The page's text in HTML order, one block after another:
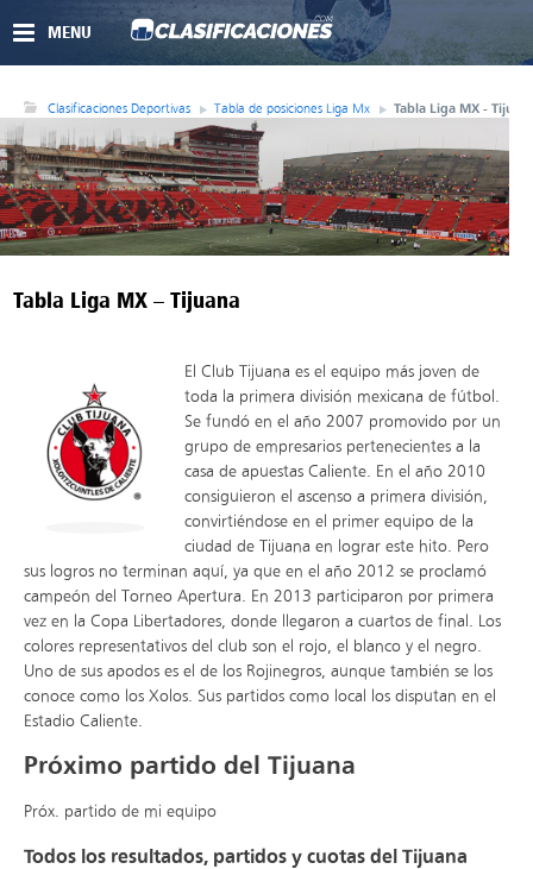
MENU
Clasificaciones Deportivas Tabla de posiciones Liga Mx Tabla Liga MX -
Tabla Liga MX – Tijuana
El Club Tijuana es el equipo más joven de
toda la primera división mexicana de fútbol.
Se fundó en el año 2007 promovido por un
grupo de empresarios pertenecientes a la
casa de apuestas Caliente. En el año 2010
consiguieron el ascenso a primera división,
convirtiéndose en el primer equipo de la
ciudad de Tijuana en lograr este hito. Pero
sus logros no terminan aquí, ya que en el año 2012 se proclamó
campeón del Torneo Apertura. En 2013 participaron por primera
vez en la Copa Libertadores, donde llegaron a cuartos de final. Los
colores representativos del club son el rojo, el blanco y el negro.
Uno de sus apodos es el de los Rojinegros, aunque también se los
conoce como los Xolos. Sus partidos como local los disputan en el
Estadio Caliente.
Próximo partido del Tijuana
Próx. partido de mi equipo
Todos los resultados, partidos y cuotas del Tijuana